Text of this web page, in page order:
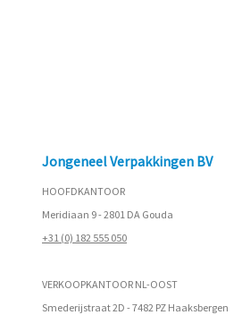
Jongeneel Verpakkingen BV
HOOFDKANTOOR
Meridiaan 9 - 2801 DA Gouda
+31 (0) 182 555 050
VERKOOPKANTOOR NL-OOST
Smederijstraat 2D - 7482 PZ Haaksbergen